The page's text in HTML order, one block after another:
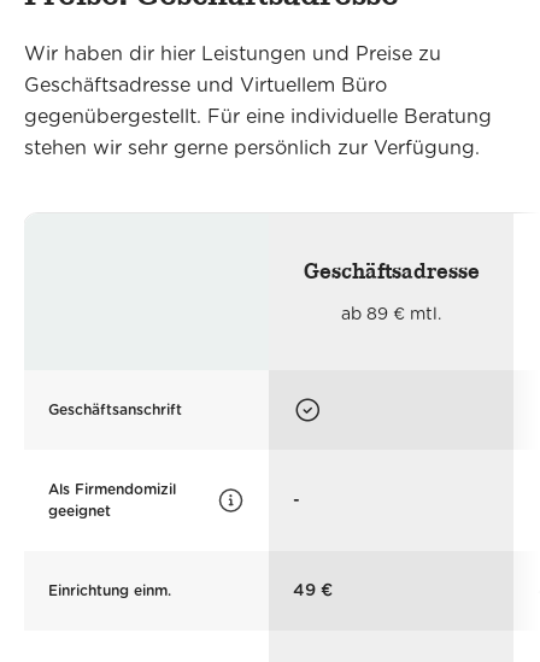
einem Virtuellen Büro steht dir der gewählte
Standort als dein berufliches Zuhause und
flexibel für Bürotätigkeiten zur Verfügung.
Wir haben dir hier Leistungen und Preise zu
Geschäftsadresse und Virtuellem Büro
gegenübergestellt. Für eine individuelle Beratung
stehen wir sehr gerne persönlich zur Verfügung.
Geschäftsadresse
ab 89 € mtl.
Geschäftsanschrift
Als Firmendomizil
geeignet
-
Einrichtung einm. 49 €